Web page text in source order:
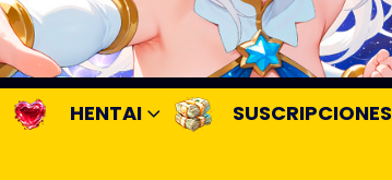
HENTAI
SUSCRIPCIONES